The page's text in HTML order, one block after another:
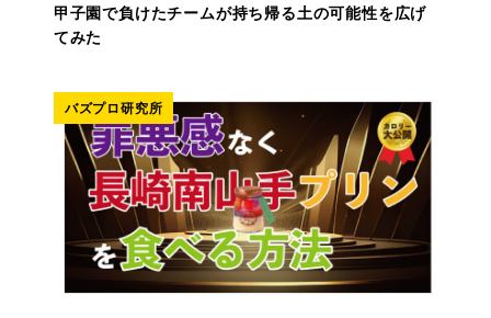
甲子園で負けたチームが持ち帰る土の可能性を広げ
てみた
バズプロ研究所